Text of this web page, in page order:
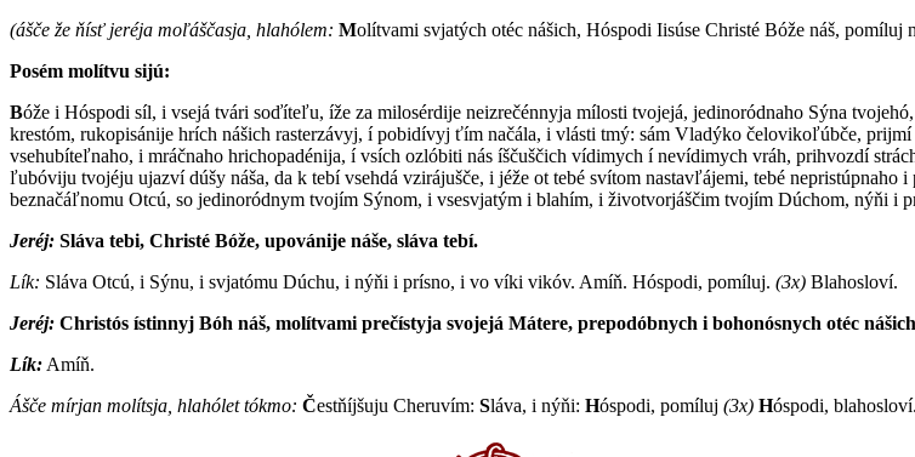
(ášče že ňísť jeréja moľáščasja, hlahólem: Molítvami svjatých otéc nášich, Hóspodi Iisúse Christé Bóže náš, pomíluj
Posém molítvu sijú:
Bóže i Hóspodi síl, i vsejá tvári soďíteľu, íže za milosérdije neizrečénnyja mílosti tvojejá, jedinoródnaho Sýna
krestóm, rukopisánije hrích nášich rasterzávyj, í pobidívyj ťím načála, i vlá­sti tmý: sám Vladýko čelovikoľúbče,
vsehubíteľnaho, i mráčnaho hrichopadénija, í vsích ozlóbiti nás íščuščich vídimych í nevídimych vráh, prihvozdí
ľubóviju tvojéju ujazví dúšy náša, da k tebí vsehdá vzirájušče, i jéže ot tebé svítom nastavľájemi, tebé nepristúpnaho
beznačáľnomu Otcú, so jedinoródnym tvojím Sýnom, i vsesvjatým i blahím, i životvorjáščim tvojím Dúchom, nýňi i
Jeréj: Sláva tebi, Christé Bóže, upovánije náše, sláva tebí.
Lík: Sláva Otcú, i Sýnu, i svjatómu Dúchu, i nýňi i prísno, i vo víki vikóv. Amíň. Hóspodi, pomíluj. (3x) Blahosloví.
Jeréj: Christós ístinnyj Bóh náš, molítvami prečístyja svojejá Mátere, prepodóbnych i bohonósnych otéc
Lík: Amíň.
Ášče mírjan molítsja, hlahólet tókmo: Čestňíjšuju Cheruvím: Sláva, i nýňi: Hóspodi, pomíluj (3x) Hóspodi, blahosloví.